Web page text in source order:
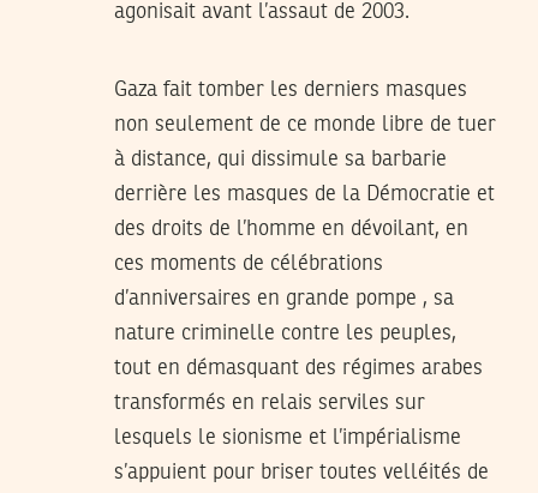
agonisait avant l’assaut de 2003.
Gaza fait tomber les derniers masques
non seulement de ce monde libre de tuer
à distance, qui dissimule sa barbarie
derrière les masques de la Démocratie et
des droits de l’homme en dévoilant, en
ces moments de célébrations
d’anniversaires en grande pompe , sa
nature criminelle contre les peuples,
tout en démasquant des régimes arabes
transformés en relais serviles sur
lesquels le sionisme et l’impérialisme
s’appuient pour briser toutes velléités de